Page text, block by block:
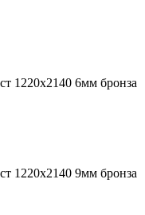
1220х2140 6мм бронза
1220х2140 9мм бронза